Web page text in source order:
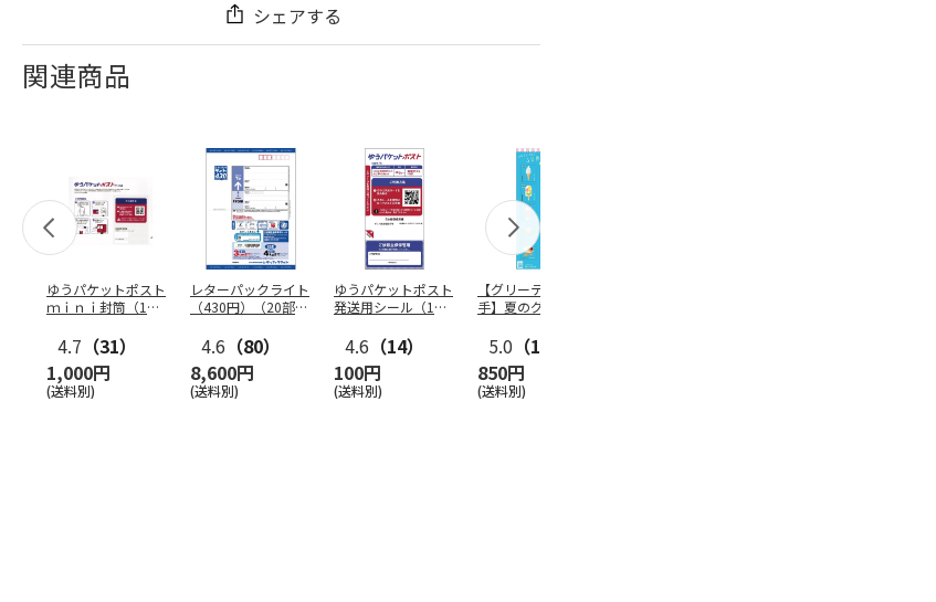
シェアする
関連商品
ゆうパケットポスト
ｍｉｎｉ封筒（1個
4.7 （31）
1,000円
(送料別)
レターパックライト
（430円）（20部セ
4.6 （80）
8,600円
(送料別)
ゆうパケットポスト
発送用シール（1個
4.6 （14）
100円
(送料別)
【グリーティング切
手】夏のグリーティ
5.0 （10）
850円
(送料別)